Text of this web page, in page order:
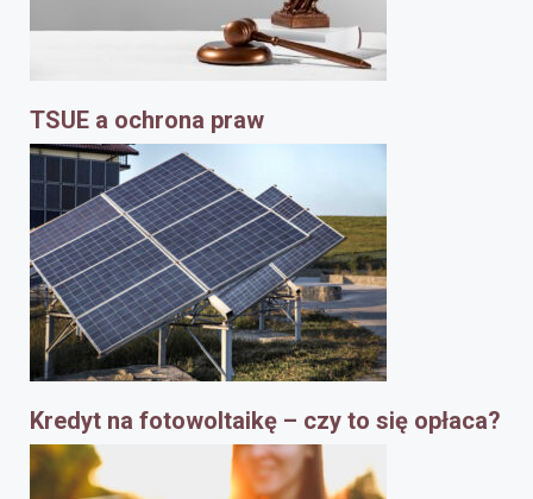
TSUE a ochrona praw
Kredyt na fotowoltaikę – czy to się opłaca?